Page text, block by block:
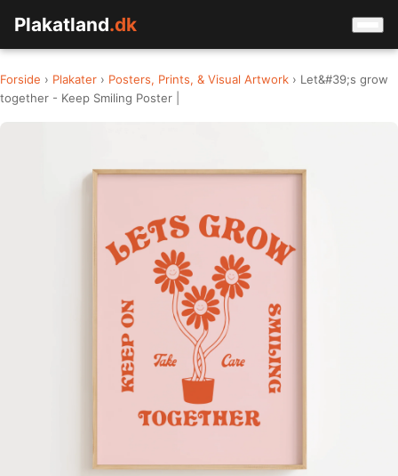
Plakatland.dk
Forside › Plakater › Posters, Prints, & Visual Artwork › Let&#39;s grow
together - Keep Smiling Poster |